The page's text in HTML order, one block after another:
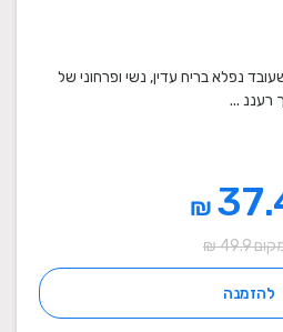
וטבעוני שעובד נפלא בריח עדין, נשי ופרחוני של
רעננ ...
₪
49.9 ₪
להזמנה